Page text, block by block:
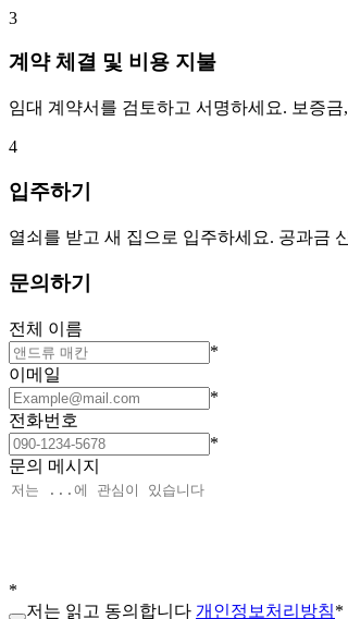
3
계약 체결 및 비용 지불
임대 계약서를 검토하고 서명하세요. 보증
4
입주하기
열쇠를 받고 새 집으로 입주하세요. 공과금
문의하기
전체 이름
*
이메일
*
전화번호
*
문의 메시지
*
저는 읽고 동의합니다 개인정보처리방침*